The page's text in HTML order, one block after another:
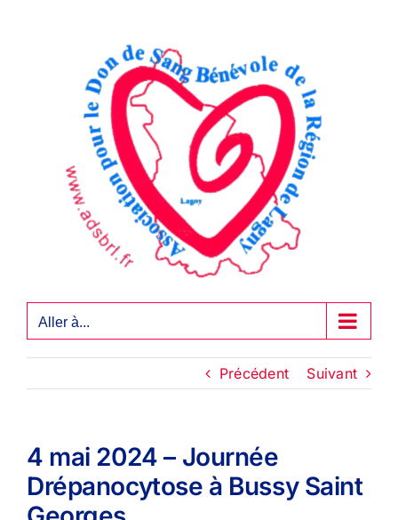
Aller à...
Précédent Suivant
4 mai 2024 – Journée
Drépanocytose à Bussy Saint